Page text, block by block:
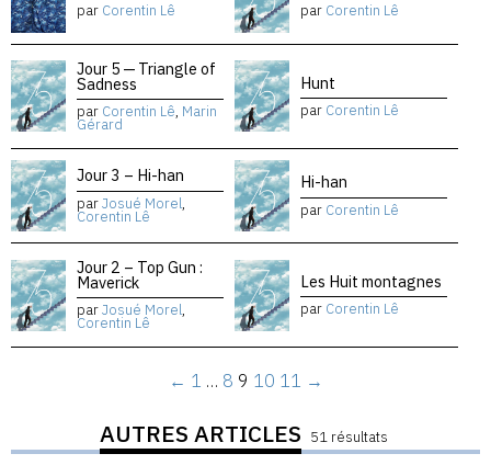
par Corentin Lê par Corentin Lê
Jour 5 — Triangle of
Sadness
par Corentin Lê, Marin
Gérard
Hunt
par Corentin Lê
Jour 3 – Hi-han
parJosué Morel,
Corentin Lê
Hi-han
par Corentin Lê
Jour 2 – Top Gun :
Maverick
parJosué Morel,
Corentin Lê
Les Huit montagnes
par Corentin Lê
← 1 … 8 9 10 11 →
AUTRES ARTICLES 51 résultats